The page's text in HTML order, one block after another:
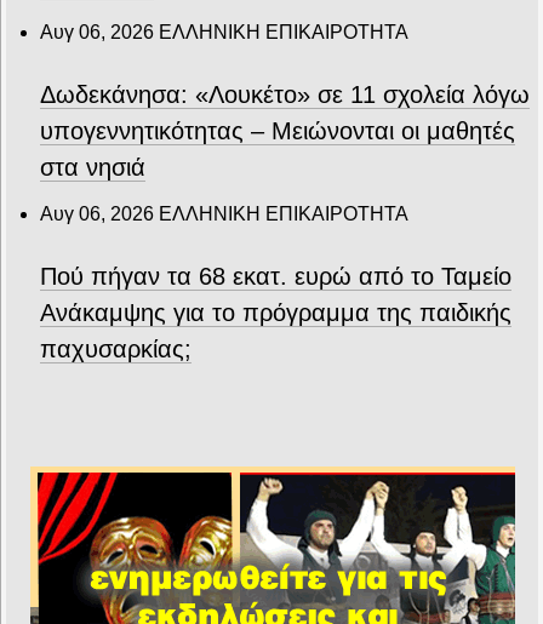
Αυγ 06, 2026 ΕΛΛΗΝΙΚΗ ΕΠΙΚΑΙΡΟΤΗΤΑ
Δωδεκάνησα: «Λουκέτο» σε 11 σχολεία λόγω
υπογεννητικότητας – Μειώνονται οι μαθητές
στα νησιά
Αυγ 06, 2026 ΕΛΛΗΝΙΚΗ ΕΠΙΚΑΙΡΟΤΗΤΑ
Πού πήγαν τα 68 εκατ. ευρώ από το Ταμείο
Ανάκαμψης για το πρόγραμμα της παιδικής
παχυσαρκίας;